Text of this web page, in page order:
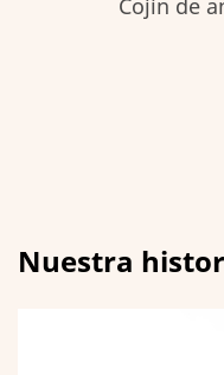
Nuestra